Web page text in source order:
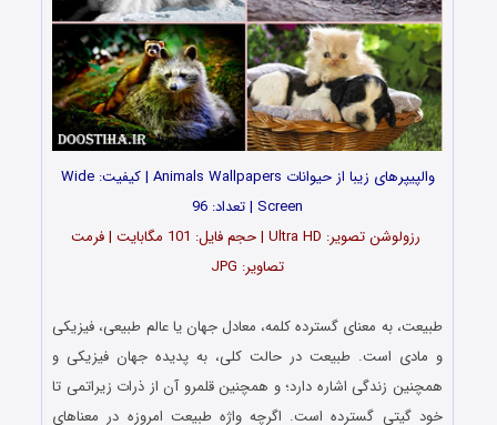
والپیپرهای زیبا از حیوانات Animals Wallpapers | کیفیت: Wide
Screen | تعداد: 96
رزولوشن تصویر: Ultra HD | حجم فایل: 101 مگابایت | فرمت
تصاویر: JPG
طبیعت، به معنای گسترده کلمه، معادل جهان یا عالم طبیعی، فیزیکی
و مادی است. طبیعت در حالت کلی، به پدیده جهان فیزیکی و
همچنین زندگی اشاره دارد؛ و همچنین قلمرو آن از ذرات زیراتمی تا
خود گیتی گسترده‌ است. اگرچه واژه طبیعت امروزه در معناهای